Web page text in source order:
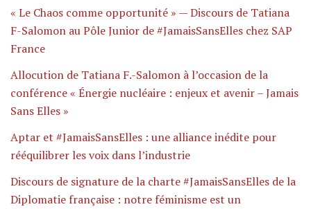
« Le Chaos comme opportunité » — Discours de Tatiana
F-Salomon au Pôle Junior de #JamaisSansElles chez SAP
France
Allocution de Tatiana F.-Salomon à l’occasion de la
conférence « Énergie nucléaire : enjeux et avenir – Jamais
Sans Elles »
Aptar et #JamaisSansElles : une alliance inédite pour
rééquilibrer les voix dans l’industrie
Discours de signature de la charte #JamaisSansElles de la
Diplomatie française : notre féminisme est un